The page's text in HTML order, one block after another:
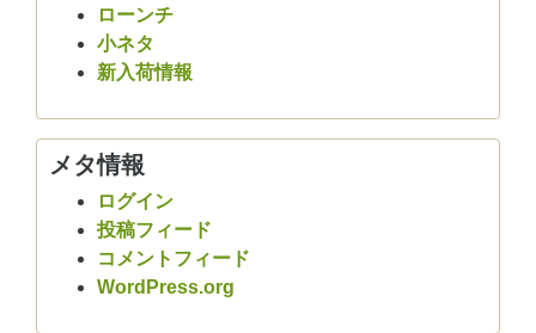
ローンチ
小ネタ
新入荷情報
メタ情報
ログイン
投稿フィード
コメントフィード
WordPress.org